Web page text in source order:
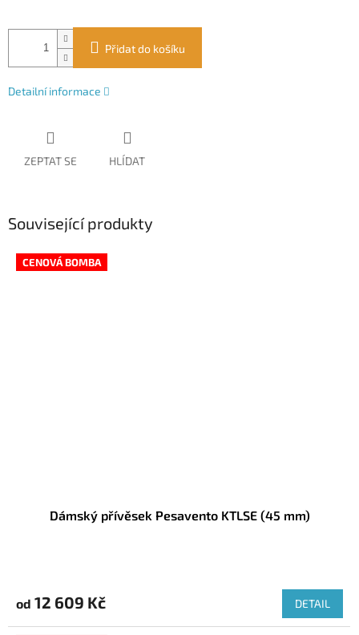
cena:
Přidat do košíku
Detailní informace
ZEPTAT SE HLÍDAT
Související produkty
CENOVÁ BOMBA
Dámský přívěsek Pesavento KTLSE (45 mm)
od 12 609 Kč DETAIL